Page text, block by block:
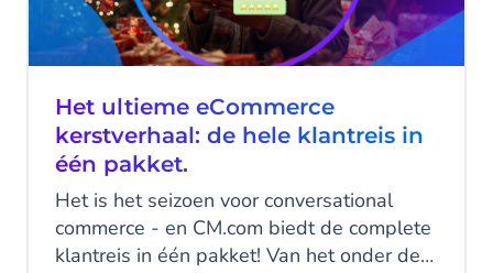
Het ultieme eCommerce
kerstverhaal: de hele klantreis in
één pakket.
Het is het seizoen voor conversational
commerce - en CM.com biedt de complete
klantreis in één pakket! Van het onder de